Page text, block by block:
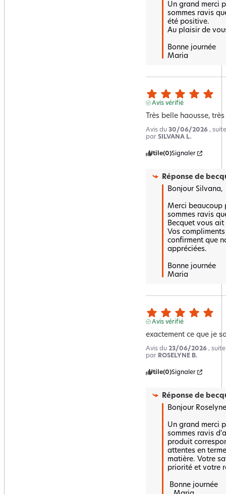
Un grand merci
sommes ravis
été positive.
Au plaisir de
Bonne journée
Maria
Avis vérifié
Très belle haousse,
Avis du 30/06/2026 ,
par SILVANA L.
Utile(0)Signaler
Réponse de
Bonjour Silvana,
Merci beaucoup
sommes ravis
Becquet vous
Vos
confirment que
appréciées.
Bonne journée
Maria
Avis vérifié
exactement ce que je
Avis du 23/06/2026 ,
par ROSELYNE B.
Utile(0)Signaler
Réponse de
Bonjour
Un grand merci
sommes ravis
produit
attentes en
matière. Votre
priorité et votre